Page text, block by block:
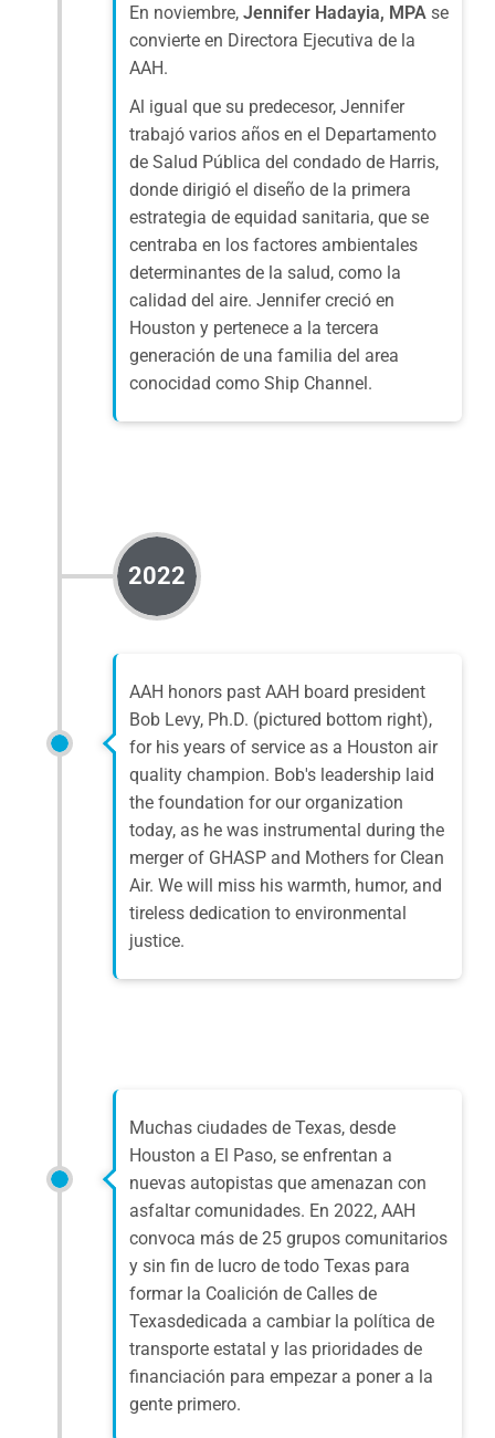
En noviembre, Jennifer Hadayia, MPA se
convierte en Directora Ejecutiva de la
AAH.
Al igual que su predecesor, Jennifer
trabajó varios años en el Departamento
de Salud Pública del condado de Harris,
donde dirigió el diseño de la primera
estrategia de equidad sanitaria, que se
centraba en los factores ambientales
determinantes de la salud, como la
calidad del aire. Jennifer creció en
Houston y pertenece a la tercera
generación de una familia del area
conocidad como Ship Channel.
2022
AAH honors past AAH board president
Bob Levy, Ph.D. (pictured bottom right),
for his years of service as a Houston air
quality champion. Bob's leadership laid
the foundation for our organization
today, as he was instrumental during the
merger of GHASP and Mothers for Clean
Air. We will miss his warmth, humor, and
tireless dedication to environmental
justice.
Muchas ciudades de Texas, desde
Houston a El Paso, se enfrentan a
nuevas autopistas que amenazan con
asfaltar comunidades. En 2022, AAH
convoca más de 25 grupos comunitarios
y sin fin de lucro de todo Texas para
formar la Coalición de Calles de
Texasdedicada a cambiar la política de
transporte estatal y las prioridades de
financiación para empezar a poner a la
gente primero.